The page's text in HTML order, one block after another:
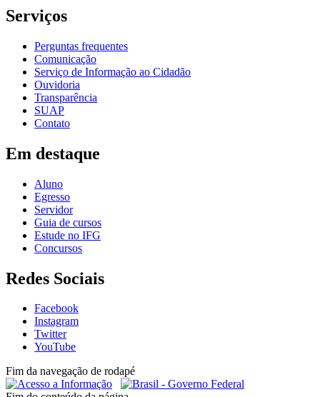
Serviços
Perguntas frequentes
Comunicação
Serviço de Informação ao Cidadão
Ouvidoria
Transparência
SUAP
Contato
Em destaque
Aluno
Egresso
Servidor
Guia de cursos
Estude no IFG
Concursos
Redes Sociais
Facebook
Instagram
Twitter
YouTube
Fim da navegação de rodapé